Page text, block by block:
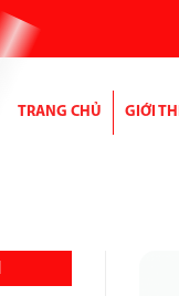
TRANG CHỦ GIỚI